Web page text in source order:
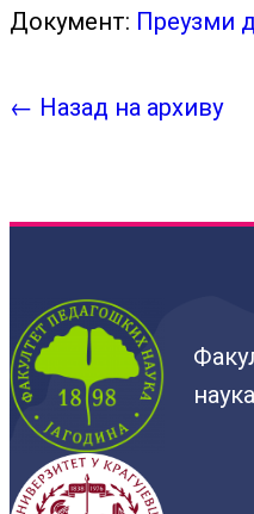
Документ: Преузми
← Назад на архиву